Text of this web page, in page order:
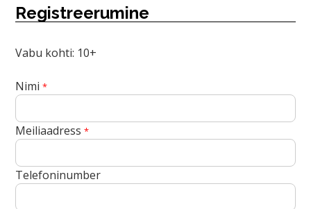
Registreerumine
Vabu kohti: 10+
Nimi*
Meiliaadress*
Telefoninumber